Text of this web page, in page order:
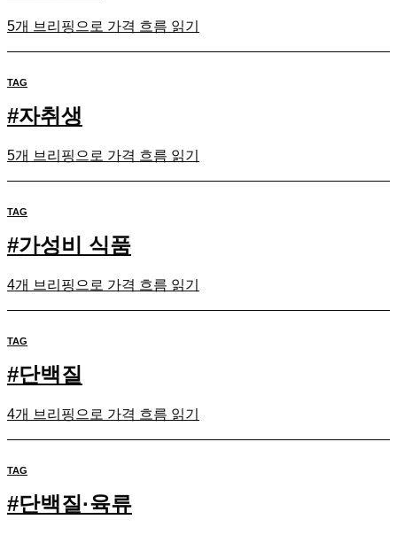
5개 브리핑으로 가격 흐름 읽기
TAG
#자취생
5개 브리핑으로 가격 흐름 읽기
TAG
#가성비 식품
4개 브리핑으로 가격 흐름 읽기
TAG
#단백질
4개 브리핑으로 가격 흐름 읽기
TAG
#단백질·육류